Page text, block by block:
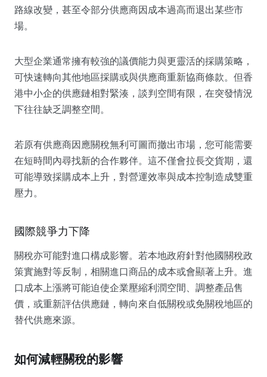
路線改變，甚至令部分供應商因成本過高而退出某些市
場。
大型企業通常擁有較強的議價能力與更靈活的採購策略，
可快速轉向其他地區採購或與供應商重新協商條款。但香
港中小企的供應鏈相對緊湊，談判空間有限，在突發情況
下往往缺乏調整空間。
若原有供應商因應關稅無利可圖而撤出市場，您可能需要
在短時間內尋找新的合作夥伴。這不僅會拉長交貨期，還
可能導致採購成本上升，對營運效率與成本控制造成雙重
壓力。
國際競爭力下降
關稅亦可能對進口構成影響。若本地政府針對他國關稅政
策實施對等反制，相關進口商品的成本或會顯著上升。進
口成本上漲將可能迫使企業壓縮利潤空間、調整產品售
價，或重新評估供應鏈，轉向來自低關稅或免關稅地區的
替代供應來源。
如何減輕關稅的影響